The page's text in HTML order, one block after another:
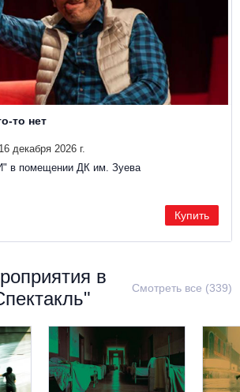
то нет
декабря 2026 г.
в помещении ДК им. Зуева
Купить
в
Смотреть все (339)